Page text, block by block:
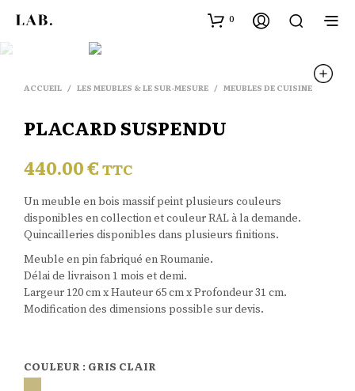
0
ACCUEIL / LES MEUBLES & LE SUR-MESURE / MEUBLES DE CUISINE
PLACARD SUSPENDU
440.00€TTC
Un meuble en bois massif peint plusieurs couleurs
disponibles en collection et couleur RAL à la demande.
Quincailleries disponibles dans plusieurs finitions.
Meuble en pin fabriqué en Roumanie.
Délai de livraison 1 mois et demi.
Largeur 120 cm x Hauteur 65 cm x Profondeur 31 cm.
Modification des dimensions possible sur devis.
COULEUR : GRIS CLAIR